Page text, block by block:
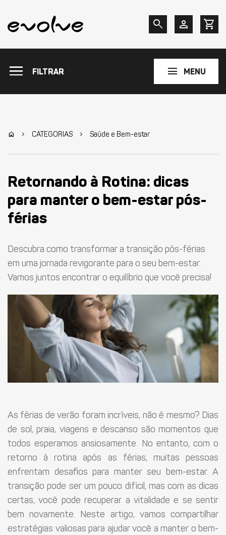
search person shopping_cart
menu FILTRAR menu MENU
home chevron_right CATEGORIAS chevron_right Saúde e Bem-estar
Retornando à Rotina: dicas
para manter o bem-estar pós-
férias
Descubra como transformar a transição pós-férias
em uma jornada revigorante para o seu bem-estar.
Vamos juntos encontrar o equilíbrio que você precisa!
As férias de verão foram incríveis, não é mesmo? Dias
de sol, praia, viagens e descanso são momentos que
todos esperamos ansiosamente. No entanto, com o
retorno à rotina após as férias, muitas pessoas
enfrentam desafios para manter seu bem-estar. A
transição pode ser um pouco difícil, mas com as dicas
certas, você pode recuperar a vitalidade e se sentir
bem novamente. Neste artigo, vamos compartilhar
estratégias valiosas para ajudar você a manter o bem-